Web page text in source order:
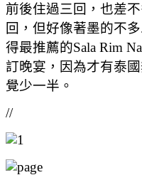
前後住過三回，也差
回，但好像著墨的不
得最推薦的Sala Rim
訂晚宴，因為才有泰
覺少一半。
//